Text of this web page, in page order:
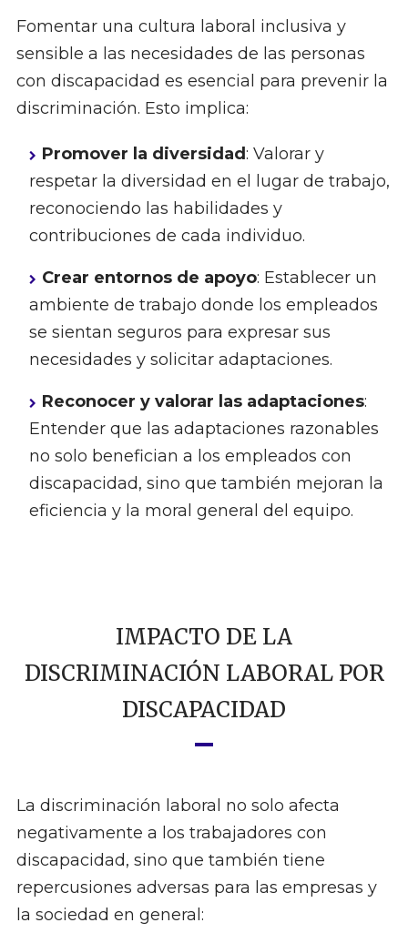
Fomentar una cultura laboral inclusiva y
sensible a las necesidades de las personas
con discapacidad es esencial para prevenir la
discriminación. Esto implica:
Promover la diversidad: Valorar y
respetar la diversidad en el lugar de trabajo,
reconociendo las habilidades y
contribuciones de cada individuo.
Crear entornos de apoyo: Establecer un
ambiente de trabajo donde los empleados
se sientan seguros para expresar sus
necesidades y solicitar adaptaciones.
Reconocer y valorar las adaptaciones:
Entender que las adaptaciones razonables
no solo benefician a los empleados con
discapacidad, sino que también mejoran la
eficiencia y la moral general del equipo.
IMPACTO DE LA
DISCRIMINACIÓN LABORAL POR
DISCAPACIDAD
La discriminación laboral no solo afecta
negativamente a los trabajadores con
discapacidad, sino que también tiene
repercusiones adversas para las empresas y
la sociedad en general: